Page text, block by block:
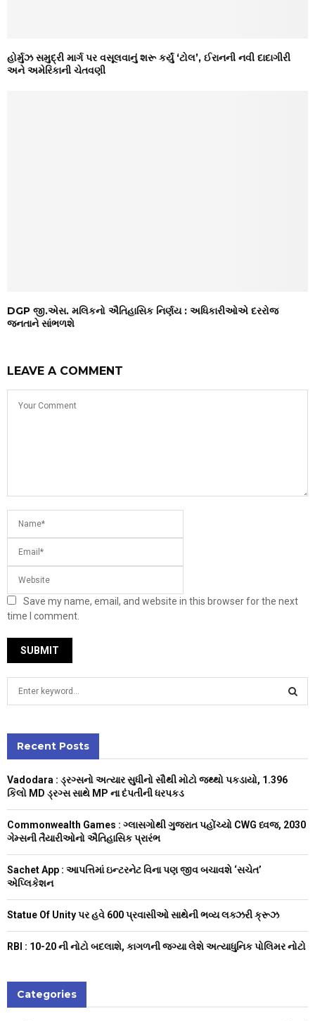
હોર્મુઝ સમુદ્રી માર્ગ પર વસૂલવાનું શરૂ કર્યું ‘ટોલ’, ઈરાનની નવી દાદાગીરી
અને અમેરિકાની ચેતવણી
DGP જી.એસ. મલિકનો ઐતિહાસિક નિર્ણય : અધિકારીઓએ દરરોજ
જનતાને સાંભળશે
LEAVE A COMMENT
Save my name, email, and website in this browser for the next
time I comment.
h
o
C
Recent Posts
Vadodara : ડ્રગ્સનો અત્યાર સુધીનો સૌથી મોટો જથ્થો પકડાયો, 1.396
કિલો MD ડ્રગ્સ સાથે MP ના દંપતીની ધરપકડ
Commonwealth Games : ગ્લાસગોથી ગુજરાત પહોંચ્યો CWG ધ્વજ, 2030
ગેમ્સની તૈયારીઓનો ઐતિહાસિક પ્રારંભ
Sachet App : આપત્તિમાં ઇન્ટરનેટ વિના પણ જીવ બચાવશે ‘સચેત’
એપ્લિકેશન
Statue Of Unity પર હવે 600 પ્રવાસીઓ સાથેની ભવ્ય લક્ઝરી ક્રૂઝ
RBI : ₹10-20 ની નોટો બદલાશે, કાગળની જગ્યા લેશે અત્યાધુનિક પોલિમર નોટો
Categories